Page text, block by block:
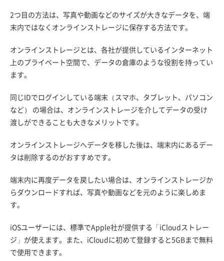
2つ目の方法は、写真や動画などのサイズが大きなデータを、端
末内ではなくオンラインストレージに保存する方法です。
オンラインストレージとは、各社が提供しているインターネット
上のプライベート空間で、データの倉庫のような役割を持ってい
ます。
同じIDでログインしている端末（スマホ、タブレット、パソコン
など） の場合は、オンラインストレージを介してデータの受け
渡しができることも大きなメリットです。
オンラインストレージへデータを移した後は、端末内にあるデー
タは削除するのがおすすめです。
端末内に再度データを戻したい場合は、オンラインストレージか
らダウンロードすれば、写真や動画などを元のように楽しめま
す。
iOSユーザーには、標準でApple社が提供する「iCloudストレー
ジ」が使えます。また、iCloudに初めて登録すると5GBまで無料
で使用できます。